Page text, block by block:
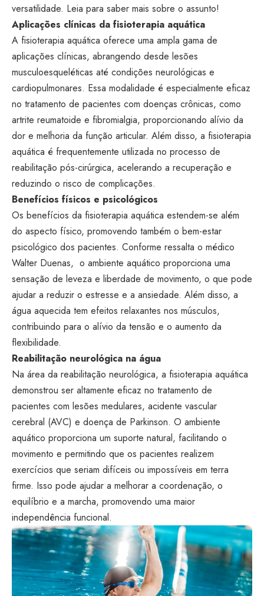
versatilidade. Leia para saber mais sobre o assunto!
Aplicações clínicas da fisioterapia aquática
A fisioterapia aquática oferece uma ampla gama de
aplicações clínicas, abrangendo desde lesões
musculoesqueléticas até condições neurológicas e
cardiopulmonares. Essa modalidade é especialmente eficaz
no tratamento de pacientes com doenças crônicas, como
artrite reumatoide e fibromialgia, proporcionando alívio da
dor e melhoria da função articular. Além disso, a fisioterapia
aquática é frequentemente utilizada no processo de
reabilitação pós-cirúrgica, acelerando a recuperação e
reduzindo o risco de complicações.
Benefícios físicos e psicológicos
Os benefícios da fisioterapia aquática estendem-se além
do aspecto físico, promovendo também o bem-estar
psicológico dos pacientes. Conforme ressalta o médico
Walter Duenas, o ambiente aquático proporciona uma
sensação de leveza e liberdade de movimento, o que pode
ajudar a reduzir o estresse e a ansiedade. Além disso, a
água aquecida tem efeitos relaxantes nos músculos,
contribuindo para o alívio da tensão e o aumento da
flexibilidade.
Reabilitação neurológica na água
Na área da reabilitação neurológica, a fisioterapia aquática
demonstrou ser altamente eficaz no tratamento de
pacientes com lesões medulares, acidente vascular
cerebral (AVC) e doença de Parkinson. O ambiente
aquático proporciona um suporte natural, facilitando o
movimento e permitindo que os pacientes realizem
exercícios que seriam difíceis ou impossíveis em terra
firme. Isso pode ajudar a melhorar a coordenação, o
equilíbrio e a marcha, promovendo uma maior
independência funcional.